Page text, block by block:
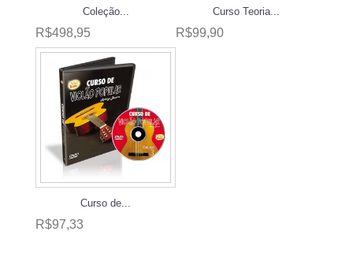
Coleção...
R$498,95
Curso Teoria...
R$99,90
Curso de...
R$97,33